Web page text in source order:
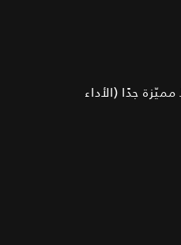
"كان أمامنا هدف واحد: تحديد كل الميزات التي تجعل سيارة Jaguar Vision GT Coupé مميّزة جدًا (الأداء